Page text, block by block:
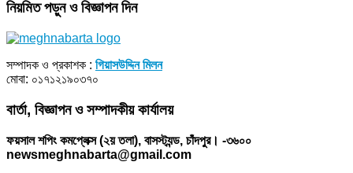
নিয়মিত পড়ুন ও বিজ্ঞাপন দিন
সম্পাদক ও প্রকাশক : গিয়াসউদ্দিন মিলন
মোবা: ০১৭১২১৯০৩৭০
বার্তা, বিজ্ঞাপন ও সম্পাদকীয় কার্যালয়
ফয়সাল শপিং কমপ্লেক্স (২য় তলা), বাসস্ট্যন্ড, চাঁদপুর। -৩৬০০
newsmeghnabarta@gmail.com